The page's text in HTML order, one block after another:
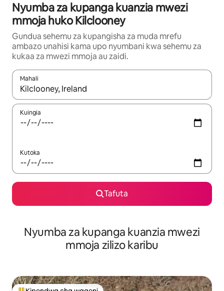
Nyumba za kupanga kuanzia mwezi
mmoja huko Kilclooney
Gundua sehemu za kupangisha za muda mrefu
ambazo unahisi kama upo nyumbani kwa sehemu za
kukaa za mwezi mmoja au zaidi.
Mahali
Wakati matokeo yanapatikana, vinjari kwa kutumia vitufe vya
Kuingia
Kutoka
Tafuta
Nyumba za kupanga kuanzia mwezi
mmoja zilizo karibu